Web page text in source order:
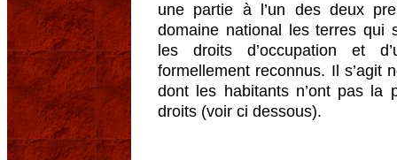
une partie à l’un des deux
domaine national les terres qui
les droits d’occupation et
formellement reconnus. Il s’agit
dont les habitants n’ont pas la
droits (voir ci dessous).